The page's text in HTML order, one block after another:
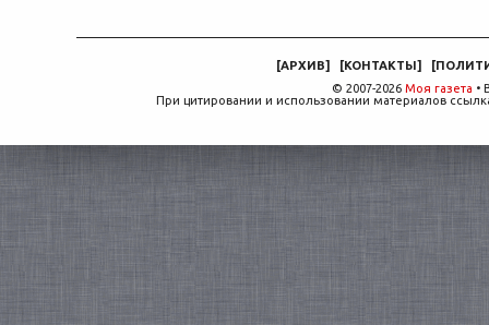
[АРХИВ] [КОНТАКТЫ] [
© 2007-2026 Моя газета •
При цитировании и использовании материалов